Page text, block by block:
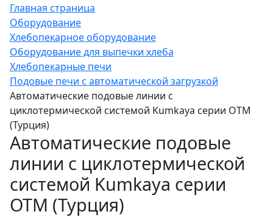
Главная страница
Оборудование
Хлебопекарное оборудование
Оборудование для выпечки хлеба
Хлебопекарные печи
Подовые печи с автоматической загрузкой
Автоматические подовые линии с
циклотермической системой Kumkaya серии ОТМ
(Турция)
Автоматические подовые
линии с циклотермической
системой Kumkaya серии
ОТМ (Турция)